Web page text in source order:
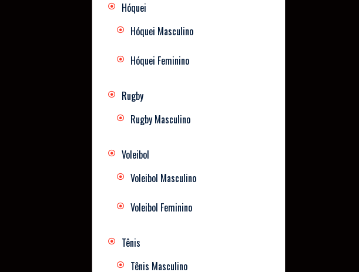
Hóquei
Hóquei Masculino
Hóquei Feminino
Rugby
Rugby Masculino
Voleibol
Voleibol Masculino
Voleibol Feminino
Tênis
Tênis Masculino